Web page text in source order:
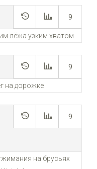
9
9
9